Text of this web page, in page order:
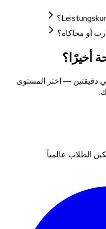
أو محاكاة؟
أخيرًا؟
— اختر المستوى
الطلاب عالمياً.